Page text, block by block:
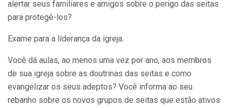
alertar seus familiares e amigos sobre o perigo das seitas
para protegê-los?
Exame para a liderança da igreja:
Você dá aulas, ao menos uma vez por ano, aos membros
de sua igreja sobre as doutrinas das seitas e como
evangelizar os seus adeptos? Você informa ao seu
rebanho sobre os novos grupos de seitas que estão ativos